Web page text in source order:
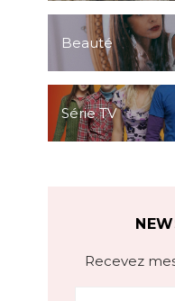
Beauté
Série TV
Recevez